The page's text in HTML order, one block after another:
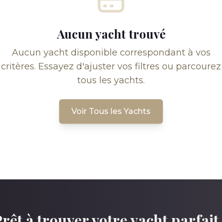
Aucun yacht trouvé
Aucun yacht disponible correspondant à vos
critères. Essayez d'ajuster vos filtres ou parcourez
tous les yachts.
Voir Tous les Yachts